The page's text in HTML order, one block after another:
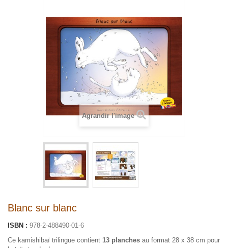
Agrandir l'image
Blanc sur blanc
ISBN : 978-2-488490-01-6
Ce kamishibaï trilingue contient 13 planches au format 28 x 38 cm pour